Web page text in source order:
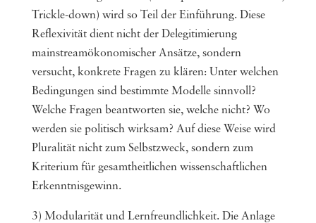
Trickle-down) wird so Teil der Einführung. Diese
Reflexivität dient nicht der Delegitimierung
mainstreamökonomischer Ansätze, sondern
versucht, konkrete Fragen zu klären: Unter welchen
Bedingungen sind bestimmte Modelle sinnvoll?
Welche Fragen beantworten sie, welche nicht? Wo
werden sie politisch wirksam? Auf diese Weise wird
Pluralität nicht zum Selbstzweck, sondern zum
Kriterium für gesamtheitlichen wissenschaftlichen
Erkenntnisgewinn.
3) Modularität und Lernfreundlichkeit. Die Anlage